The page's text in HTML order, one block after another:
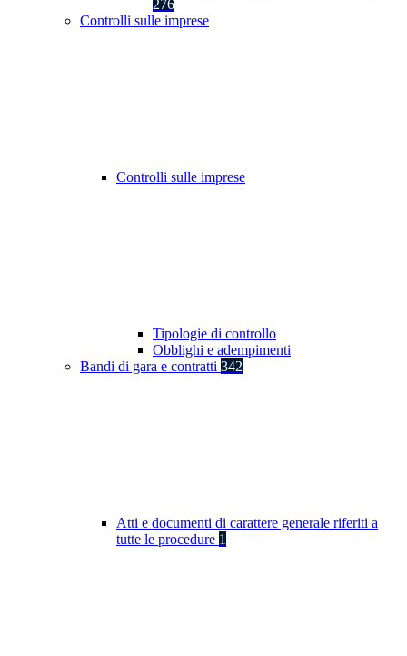
276
Controlli sulle imprese
Controlli sulle imprese
Tipologie di controllo
Obblighi e adempimenti
Bandi di gara e contratti 342
Atti e documenti di carattere generale riferiti a
tutte le procedure 1